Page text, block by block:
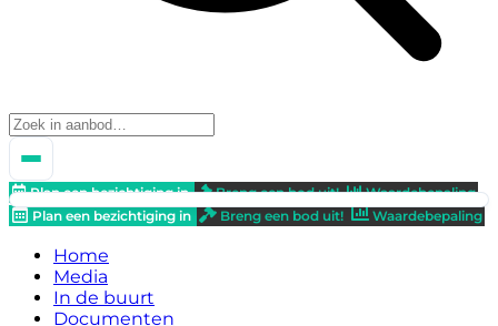
Plan een bezichtiging in Breng een bod uit!
Waardebepaling
Plan een bezichtiging in
Breng een bod uit! Waardebepaling
Home
Media
In de buurt
Documenten